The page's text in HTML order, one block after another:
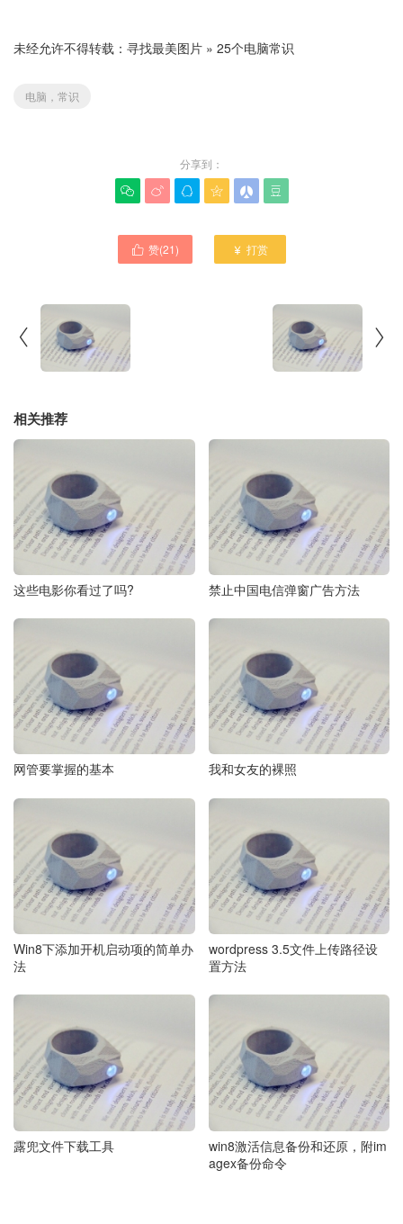
未经允许不得转载： 寻找最美图片 » 25个电脑常识
电脑，常识
分享到：
     
 赞(21)  打赏
 
相关推荐
这些电影你看过了吗? 禁止中国电信弹窗广告方法
网管要掌握的基本 我和女友的裸照
Win8下添加开机启动项的简单办
法
wordpress 3.5文件上传路径设
置方法
露兜文件下载工具
win8激活信息备份和还原，附im
agex备份命令